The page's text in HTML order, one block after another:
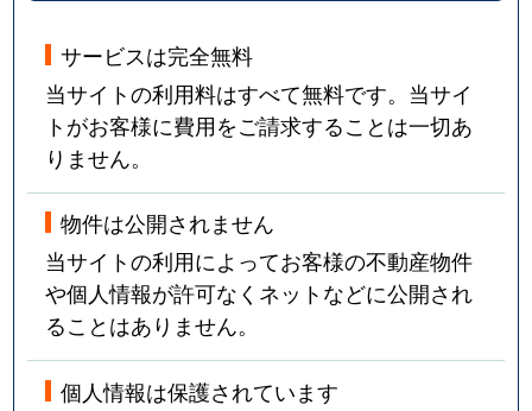
サービスは完全無料
当サイトの利用料はすべて無料です。当サイ
トがお客様に費用をご請求することは一切あ
りません。
物件は公開されません
当サイトの利用によってお客様の不動産物件
や個人情報が許可なくネットなどに公開され
ることはありません。
個人情報は保護されています